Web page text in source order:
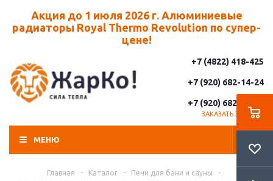
Акция до 1 июля 2026 г. Алюминиевые
радиаторы Royal Thermo Revolution по супер-
цене!
+7 (4822) 418-425
+7 (920) 682-14-24
+7 (920) 682-14-25
ЗАКАЗАТЬ ЗВОНОК
МЕНЮ
Главная - Каталог - Печи для бани и сауны
-